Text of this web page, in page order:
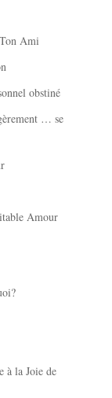
Ami
obstiné
… se
Amour
à la Joie de